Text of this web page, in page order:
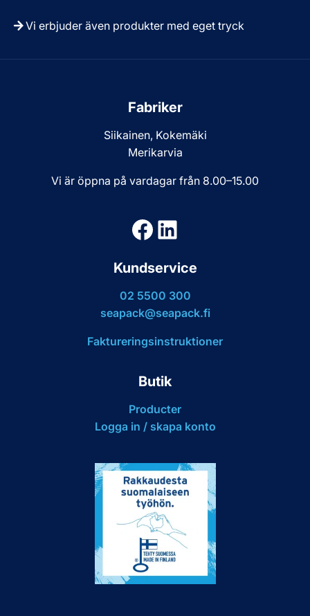
Vi erbjuder även produkter med eget tryck
Fabriker
Siikainen, Kokemäki
Merikarvia
Vi är öppna på vardagar från 8.00–15.00
Facebook
LinkedIn
Kundservice
02 5500 300
seapack@seapack.fi
Faktureringsinstruktioner
Butik
Producter
Logga in / skapa konto